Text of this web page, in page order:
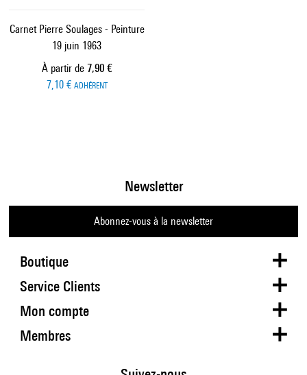
Carnet Pierre Soulages - Peinture
19 juin 1963
À partir de Prix ​​actuel
7,90 €
7,10 € ADHÉRENT
Boutique
Newsletter
Abonnez-vous à la newsletter
Service Clients
Mon compte
Membres